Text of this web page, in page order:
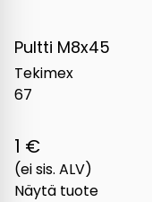
Pultti M8x45
Tekimex
67
1 €
(ei sis. ALV)
Näytä tuote